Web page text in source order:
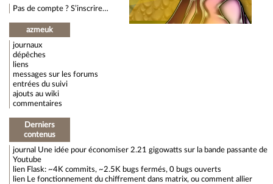
Pas de compte ? S’inscrire…
azmeuk
journaux
dépêches
liens
messages sur les forums
entrées du suivi
ajouts au wiki
commentaires
Derniers
contenus
journal Une idée pour économiser 2.21 gigowatts sur la bande passante de
Youtube
lien Flask: ~4K commits, ~2.5K bugs fermés, 0 bugs ouverts
lien
Le fonctionnement du chiffrement dans matrix, ou comment allier